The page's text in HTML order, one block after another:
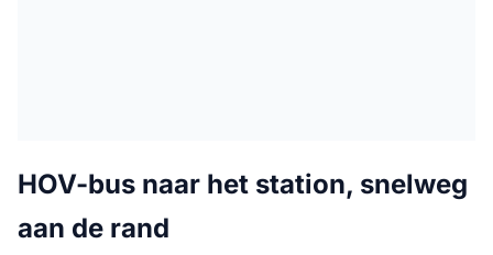
HOV-bus naar het station, snelweg
aan de rand